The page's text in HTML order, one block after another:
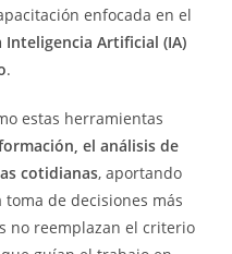
enfocada en el
Artificial (IA)
.
estas herramientas
el análisis de
cotidianas, aportando
de decisiones más
no reemplazan el criterio